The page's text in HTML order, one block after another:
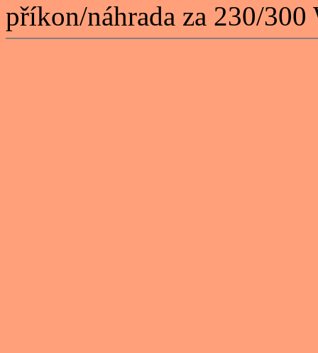
příkon/náhrada za 230/